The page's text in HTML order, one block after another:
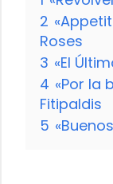
2
Roses
3 «El
4 «Por la
Fitipaldis
5